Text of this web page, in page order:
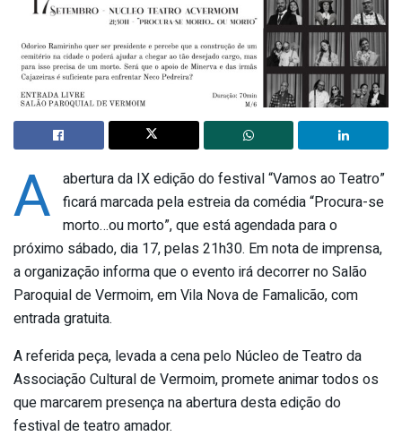
A abertura da IX edição do festival “Vamos ao Teatro”
ficará marcada pela estreia da comédia “Procura-se
morto…ou morto”, que está agendada para o
próximo sábado, dia 17, pelas 21h30. Em nota de imprensa,
a organização informa que o evento irá decorrer no Salão
Paroquial de Vermoim, em Vila Nova de Famalicão, com
entrada gratuita.
A referida peça, levada a cena pelo Núcleo de Teatro da
Associação Cultural de Vermoim, promete animar todos os
que marcarem presença na abertura desta edição do
festival de teatro amador.